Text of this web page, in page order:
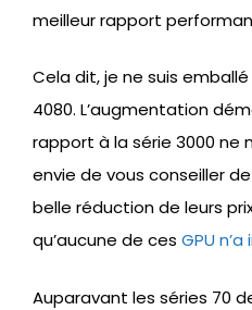
meilleur rapport
Cela dit, je ne suis
4080. L’augmentation
rapport à la série 3000 ne
envie de vous conseiller
belle réduction de leurs
qu’aucune de ces GPU
Auparavant les séries 70